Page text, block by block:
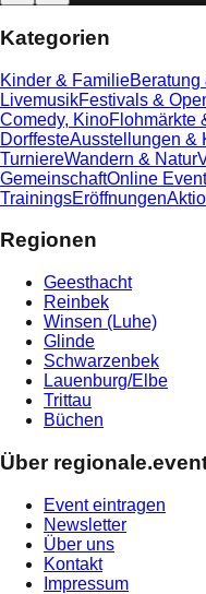
Kategorien
Kinder & FamilieBeratung
LivemusikFestivals &
Comedy, KinoFlohmärkte
DorffesteAusstellungen &
TurniereWandern & Natur
GemeinschaftOnline
TrainingsEröffnungen
Regionen
Geesthacht
Reinbek
Winsen (Luhe)
Glinde
Schwarzenbek
Lauenburg/Elbe
Trittau
Büchen
Über
Event eintragen
Newsletter
Über uns
Kontakt
Impressum